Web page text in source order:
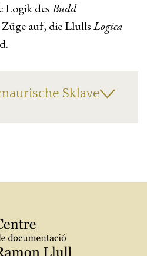
Logik desBudd
auf, die LlullsLogica
Sklave